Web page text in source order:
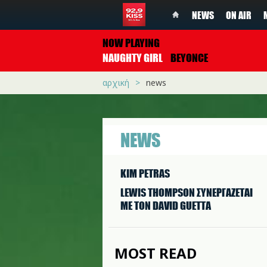
NEWS ON AIR
NOW PLAYING
NAUGHTY GIRL BEYONCE
αρχική news
NEWS
KIM PETRAS
LEWIS THOMPSON ΣΥΝΕΡΓAΖΕΤΑΙ
ΜΕ ΤΟΝ DAVID GUETTA
MOST READ